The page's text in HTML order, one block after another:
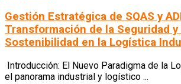
Gestión Estratégica de SQAS y
Transformación de la Seguridad y
Sostenibilidad en la Logística
Introducción: El Nuevo Paradigma de la
el panorama industrial y logístico ...